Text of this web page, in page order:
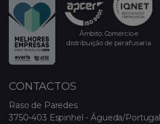
Âmbito: Comércio e
distribuição de parafusaria
CONTACTOS
Raso de Paredes
3750-403 Espinhel - Águeda/Portugal